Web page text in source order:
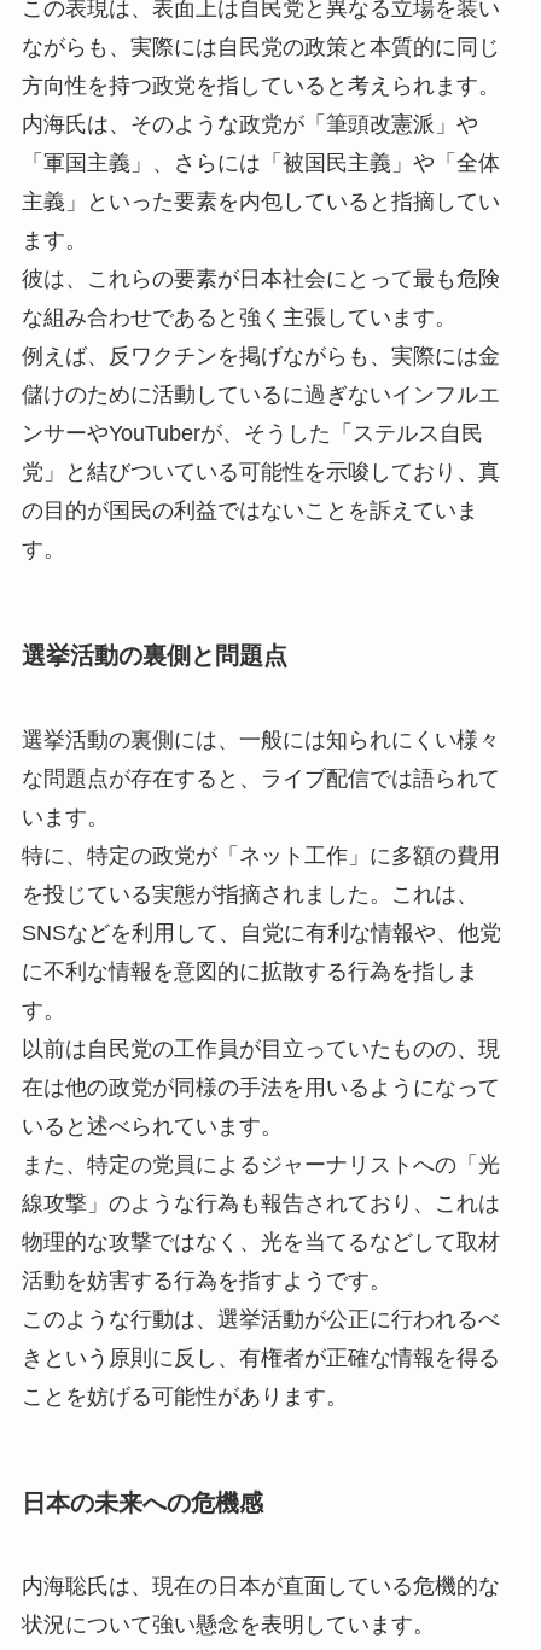
この表現は、表面上は自民党と異なる立場を装い
ながらも、実際には自民党の政策と本質的に同じ
方向性を持つ政党を指していると考えられます。
内海氏は、そのような政党が「筆頭改憲派」や
「軍国主義」、さらには「被国民主義」や「全体
主義」といった要素を内包していると指摘してい
ます。
彼は、これらの要素が日本社会にとって最も危険
な組み合わせであると強く主張しています。
例えば、反ワクチンを掲げながらも、実際には金
儲けのために活動しているに過ぎないインフルエ
ンサーやYouTuberが、そうした「ステルス自民
党」と結びついている可能性を示唆しており、真
の目的が国民の利益ではないことを訴えていま
す。
選挙活動の裏側と問題点
選挙活動の裏側には、一般には知られにくい様々
な問題点が存在すると、ライブ配信では語られて
います。
特に、特定の政党が「ネット工作」に多額の費用
を投じている実態が指摘されました。これは、
SNSなどを利用して、自党に有利な情報や、他党
に不利な情報を意図的に拡散する行為を指しま
す。
以前は自民党の工作員が目立っていたものの、現
在は他の政党が同様の手法を用いるようになって
いると述べられています。
また、特定の党員によるジャーナリストへの「光
線攻撃」のような行為も報告されており、これは
物理的な攻撃ではなく、光を当てるなどして取材
活動を妨害する行為を指すようです。
このような行動は、選挙活動が公正に行われるべ
きという原則に反し、有権者が正確な情報を得る
ことを妨げる可能性があります。
日本の未来への危機感
内海聡氏は、現在の日本が直面している危機的な
状況について強い懸念を表明しています。